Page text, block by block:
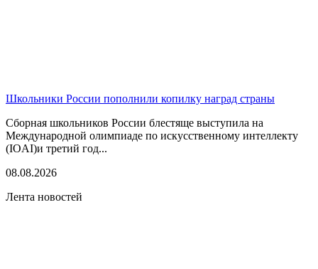
Школьники России пополнили копилку наград страны
Сборная школьников России блестяще выступила на
Международной олимпиаде по искусственному интеллекту
(IOAI)и третий год...
08.08.2026
Лента новостей